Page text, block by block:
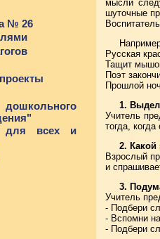
№ 26
для всех и
мысли
шуточные
Русская
Тащит
Поэт
Прошлой
1.
Учитель
тогда,
2. Какой
Взрослый
и
3.
Учитель
- Подбери
- Вспомни
- Подбери